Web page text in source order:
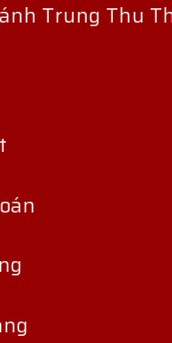
Trung Thu